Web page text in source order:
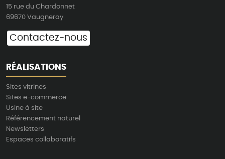
15 rue du Chardonnet
69670 Vaugneray
Contactez-nous
RÉALISATIONS
Sites vitrines
Sites e-commerce
Usine à site
Référencement naturel
Newsletters
Espaces collaboratifs